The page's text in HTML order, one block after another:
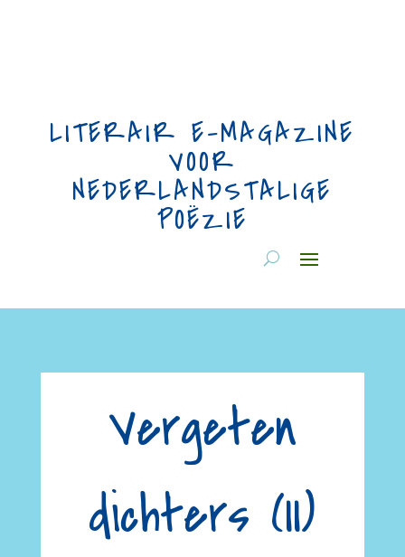
LITERAIR E-MAGAZINE
VOOR
NEDERLANDSTALIGE
POËZIE
Vergeten
dichters (II)